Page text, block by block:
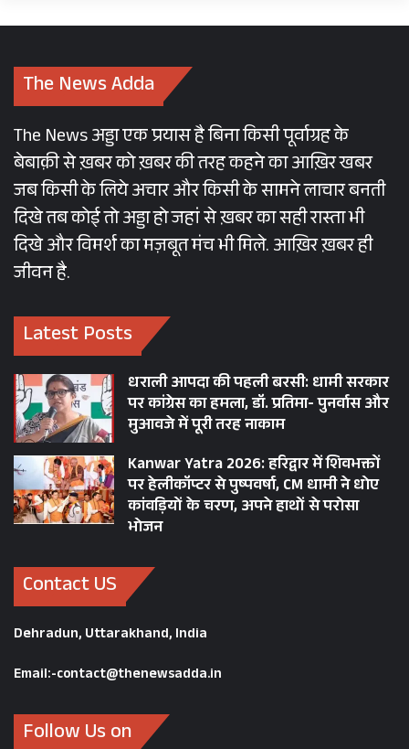
रखे।
इस अवसर पर उपाध्यक्ष अवस्थापना अनुश्रवण परिषद
विश्वास डाबर, सचिव आर0 मीनाक्षी सुन्दरम, विशेष
सचिव डॉ0 पराग मधुकर धकाते, महानिदेशक सूचना
विभिन्न एसोसिएशनों के पदाधिकारियों सहित सम्बन्धित
पदाधिकारी एवं अधिकारी उपस्थित थे।
The News Adda
The News अड्डा एक प्रयास है बिना किसी पूर्वाग्रह के
बेबाक़ी से ख़बर को ख़बर की तरह कहने का आख़िर खबर
जब किसी के लिये अचार और किसी के सामने लाचार बनती
दिखे तब कोई तो अड्डा हो जहां से ख़बर का सही रास्ता भी
दिखे और विमर्श का मज़बूत मंच भी मिले. आख़िर ख़बर ही
जीवन है.
Latest Posts
धराली आपदा की पहली बरसी: धामी सरकार
पर कांग्रेस का हमला, डॉ. प्रतिमा- पुनर्वास और
मुआवजे में पूरी तरह नाकाम
Kanwar Yatra 2026: हरिद्वार में शिवभक्तों
पर हेलीकॉप्टर से पुष्पवर्षा, CM धामी ने धोए
कांवड़ियों के चरण, अपने हाथों से परोसा
भोजन
Contact US
Dehradun, Uttarakhand, India
Email:-contact@thenewsadda.in
Follow Us on